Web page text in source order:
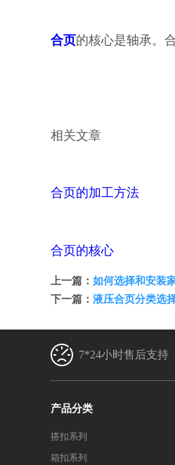
合页的核心是轴承。
相关文章
合页的加工方法
合页的核心
上一篇： 如何选择和安装
下一篇： 液压合页分类选
7*24小时售后支持
产品分类
搭扣系列
箱扣系列